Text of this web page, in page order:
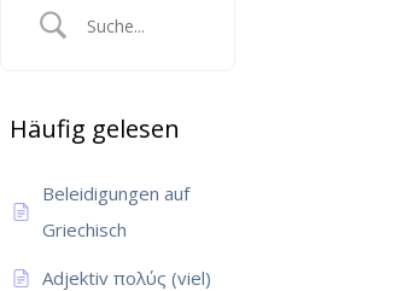
Häufig gelesen
Beleidigungen auf
Griechisch
Adjektiv πολύς (viel)